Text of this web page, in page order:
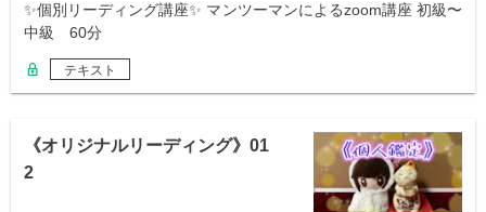
✨個別リーディング講座✨ マンツーマンによるzoom講座 初級〜
中級 60分
テキスト
《オリジナルリーディング》01
2